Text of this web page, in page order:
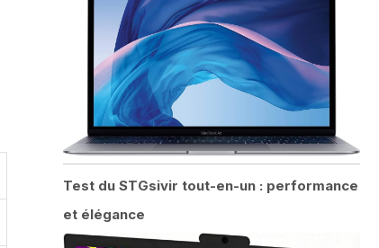
Test du STGsivir tout-en-un : performance
et élégance